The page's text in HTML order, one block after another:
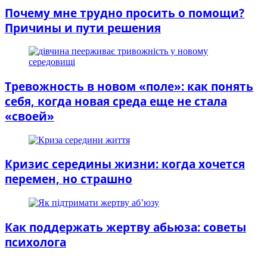
Почему мне трудно просить о помощи?
Причины и пути решения
Тревожность в новом «поле»: как понять
себя, когда новая среда еще не стала
«своей»
Кризис середины жизни: когда хочется
перемен, но страшно
Как поддержать жертву абьюза: советы
психолога